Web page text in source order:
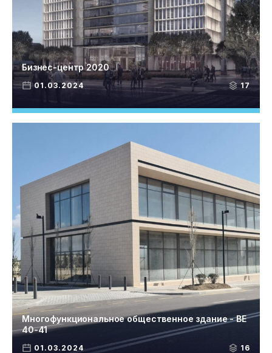
01.03.2024 17
Бизнес-центр 2020
01.03.2024 16
Многофункциональное общественное здание - BE
40-41